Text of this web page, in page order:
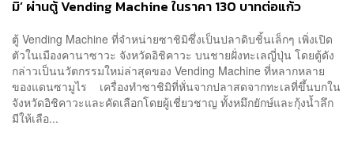
มิ’ ผ่านตู้ Vending Machine ในราคา 130 บาทต่อแก้ว
ตู้ Vending Machine ที่จำหน่ายซาชิมิซึ่งเป็นปลาดิบชิ้นเล็กๆ เพิ่งเปิด
ตัวในเมืองคานาซาวะ จังหวัดอิชิคาวะ บนชายฝั่งทะเลญี่ปุ่น โดยตู้ดัง
กล่าวเป็นนวัตกรรมใหม่ล่าสุดของ Vending Machine ที่หลากหลาย
ของแดนซามูไร เครื่องทำซาชิมิที่หั่นจากปลาสดจากทะเลที่ขึ้นบกใน
จังหวัดอิชิคาวะและคัดเลือกโดยผู้เชี่ยวชาญ ทั้งหมึกยักษ์และกุ้งน้ำลึก
มีให้เลือ...